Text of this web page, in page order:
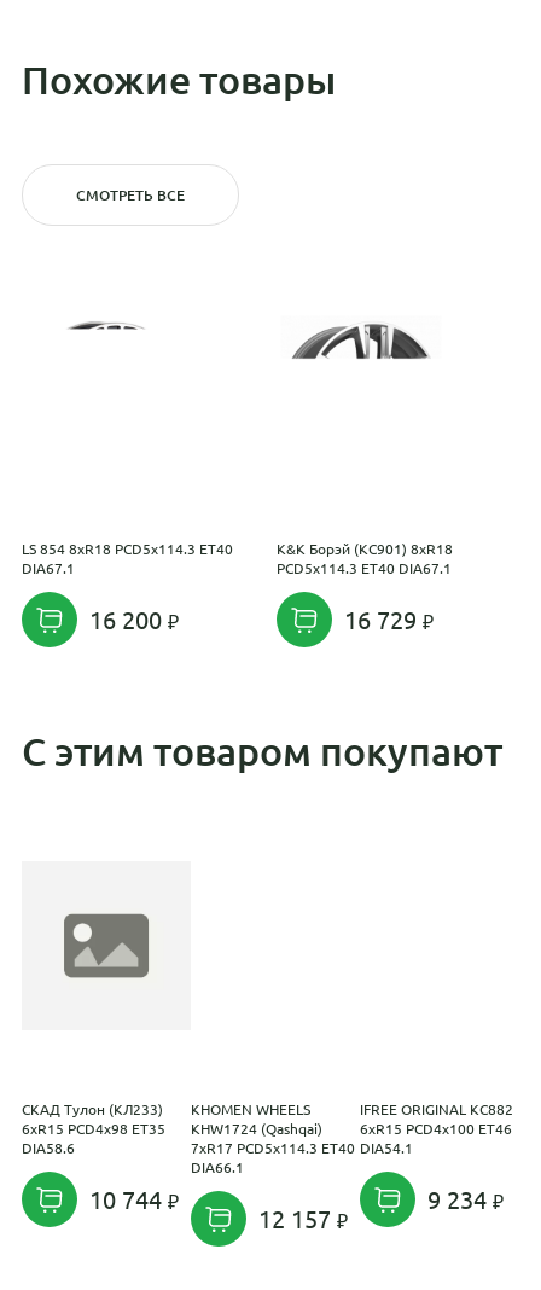
Похожие товары
СМОТРЕТЬ ВСЕ
LS 854 8xR18 PCD5x114.3 ET40
DIA67.1
16 200
K&K Борэй (КС901) 8xR18
PCD5x114.3 ET40 DIA67.1
16 729
С этим товаром покупают
СКАД Тулон (КЛ233)
6xR15 PCD4x98 ET35
DIA58.6
10 744
KHOMEN WHEELS
KHW1724 (Qashqai)
7xR17 PCD5x114.3 ET40
DIA66.1
12 157
IFREE ORIGINAL КС882
6xR15 PCD4x100 ET46
DIA54.1
9 234